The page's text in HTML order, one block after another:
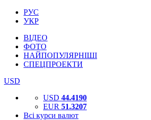
РУС
УКР
ВІДЕО
ФОТО
НАЙПОПУЛЯРНІШІ
СПЕЦПРОЕКТИ
USD
USD 44.4190
EUR 51.3207
Всі курси валют